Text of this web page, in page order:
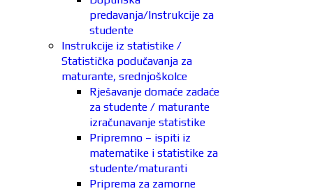
predavanja/Instrukcije za
studente
Instrukcije iz statistike /
Statistička podučavanja za
maturante, srednjoškolce
Rješavanje domaće zadaće
za studente / maturante
izračunavanje statistike
Pripremno – ispiti iz
matematike i statistike za
studente/maturanti
Priprema za zamorne